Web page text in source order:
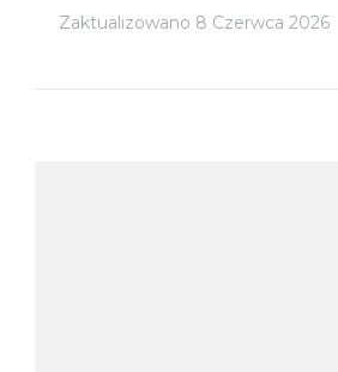
Zaktualizowano 8 Czerwca 2026